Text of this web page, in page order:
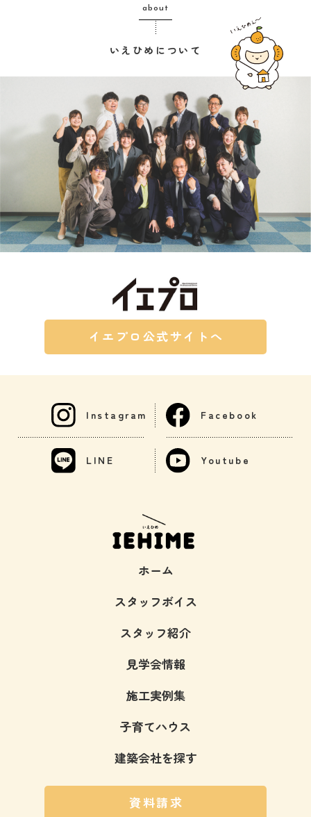
about
いえひめについて
イエプロ公式サイトへ
ホーム
スタッフボイス
スタッフ紹介
見学会情報
施工実例集
子育てハウス
建築会社を探す
資料請求
Instagram Facebook
LINE Youtube